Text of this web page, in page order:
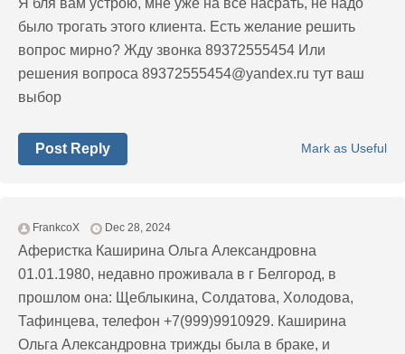
Я бля вам устрою, мне уже на все насрать, не надо
было трогать этого клиента. Есть желание решить
вопрос мирно? Жду звонка 89372555454 Или
решения вопроса 89372555454@yandex.ru тут ваш
выбор
Mark as Useful
Post Reply
FrankcoX Dec 28, 2024
Аферистка Каширина Ольга Александровна
01.01.1980, недавно проживала в г Белгород, в
прошлом она: Щеблыкина, Солдатова, Холодова,
Тафинцева, телефон +7(999)9910929. Каширина
Ольга Александровна трижды была в браке, и